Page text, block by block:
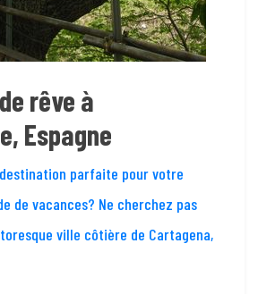
rêve à
Espagne
parfaite pour votre
de vacances? Ne cherchez pas
ville côtière de Cartagena,